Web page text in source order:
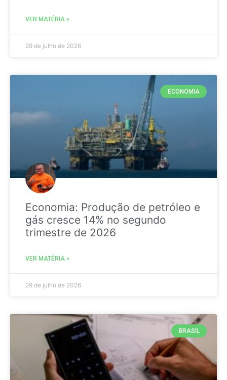
VER MATÉRIA »
29 de julho de 2026
ECONOMIA
Economia: Produção de petróleo e
gás cresce 14% no segundo
trimestre de 2026
VER MATÉRIA »
29 de julho de 2026
BRASIL